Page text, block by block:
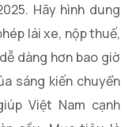
Hãy hình dung
lái xe, nộp thuế,
dàng hơn bao giờ
sáng kiến chuyển
Việt Nam cạnh